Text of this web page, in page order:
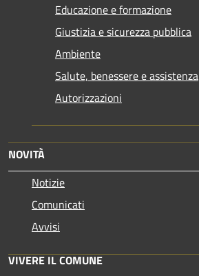
Educazione e formazione
Giustizia e sicurezza pubblica
Ambiente
Salute, benessere e assistenza
Autorizzazioni
NOVITÀ
Notizie
Comunicati
Avvisi
VIVERE IL COMUNE